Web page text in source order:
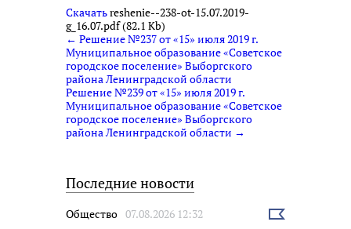
Скачатьreshenie--238-ot-15.07.2019-
g_16.07.pdf (82.1 Kb)
← Решение №237 от «15» июля 2019 г.
Муниципальное образование «Советское
городское поселение» Выборгского
района Ленинградской области
Решение №239 от «15» июля 2019 г.
Муниципальное образование «Советское
городское поселение» Выборгского
района Ленинградской области →
Последние новости
Общество 07.08.2026 12:32
Выбрать